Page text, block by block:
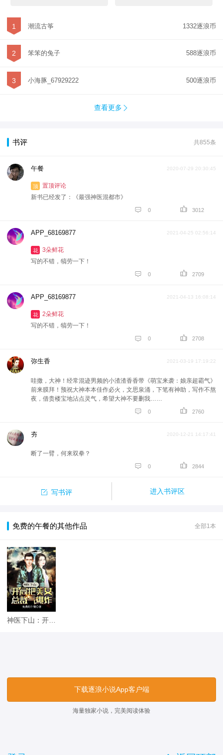
1 潮流古筝 1332逐浪币
2 笨笨的兔子 588逐浪币
3 小海豚_67929222 500逐浪币
查看更多 
书评 共855条
午餐 2020-07-29 20:30:45
顶
置顶评论
新书已经发了：《最强神医混都市》
 0  3012
APP_68169877 2021-04-25 02:56:14
花
3朵鲜花
写的不错，犒劳一下！
 0  2709
APP_68169877 2021-04-13 16:08:14
花
2朵鲜花
写的不错，犒劳一下！
 0  2708
弥生香 2021-03-19 17:19:22
哇撒，大神！经常混迹男频的小渣渣香香带《萌宝来袭：娘亲超霸气》
前来膜拜！预祝大神本本佳作必火，文思泉涌，下笔有神助，写作不熬
夜，借贵楼宝地沾点灵气，希望大神不要删我……
 0  2760
夯 2020-12-21 14:17:41
断了一臂，何来双拳？
 0  2844
 写书评 进入书评区
免费的午餐的其他作品 全部1本
下载逐浪小说App客户端
海量独家小说，完美阅读体验